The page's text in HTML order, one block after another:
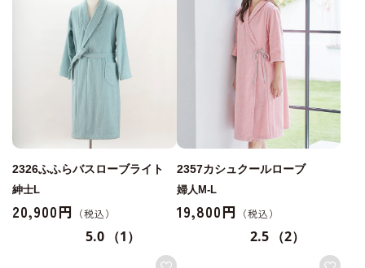
2326ふふらバスローブライト
紳士L
20,900円
5.0 （1）
2357カシュクールローブ
婦人M-L
19,800円
2.5 （2）